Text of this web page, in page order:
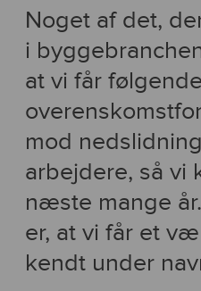
Noget af det,
i
at vi får
mod
arbejdere, så vi
næste mange
er, at vi får et
kendt under